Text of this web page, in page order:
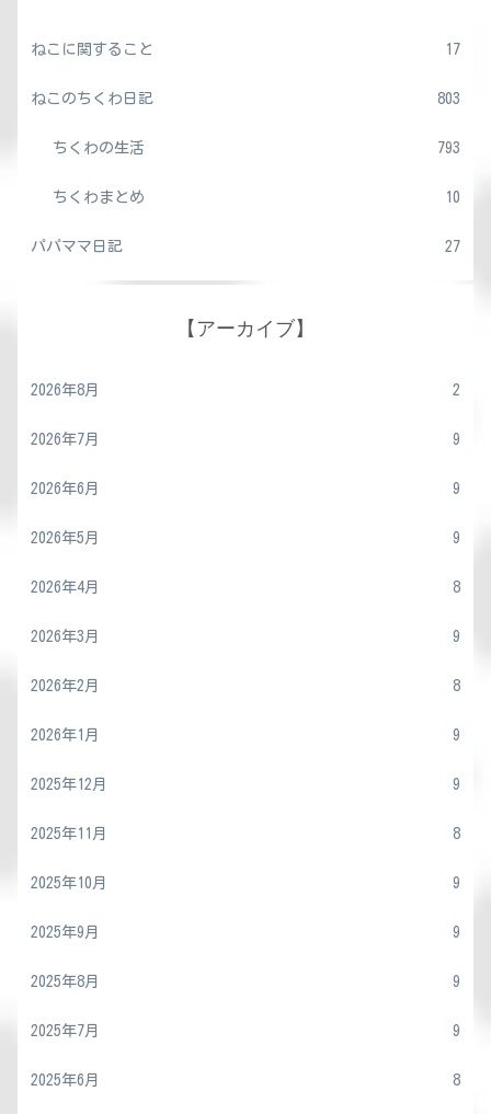
ねこに関すること 17
ねこのちくわ日記 803
ちくわの生活 793
ちくわまとめ 10
パパママ日記 27
【アーカイブ】
2026年8月 2
2026年7月 9
2026年6月 9
2026年5月 9
2026年4月 8
2026年3月 9
2026年2月 8
2026年1月 9
2025年12月 9
2025年11月 8
2025年10月 9
2025年9月 9
2025年8月 9
2025年7月 9
2025年6月 8